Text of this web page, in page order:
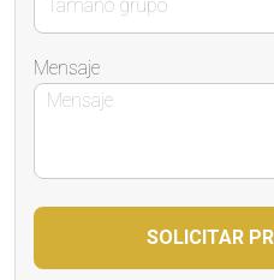
Mensaje